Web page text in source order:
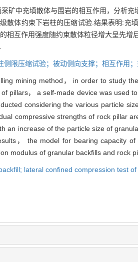
矿中充填散体与围岩的相互作用，分析
散体约束下岩柱的压缩试验.结果表明:充
相互作用强度随约束散体粒径增大呈先
侧限压缩试验；被动侧向支撑；相互作用
mining method， in order to study
pillars， a self-made device was used
considering the various particle
compressive strengths of rock pillar
an increase of the particle size of
， the model for bearing capacity
modulus of granular backfills and rock
lateral confined compression test